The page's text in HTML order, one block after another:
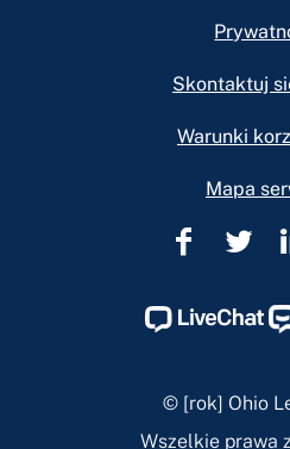
Skontaktuj
Warunki
Mapa
Pomoc
w
Page
w
© [rok] Ohio
Wszelkie prawa